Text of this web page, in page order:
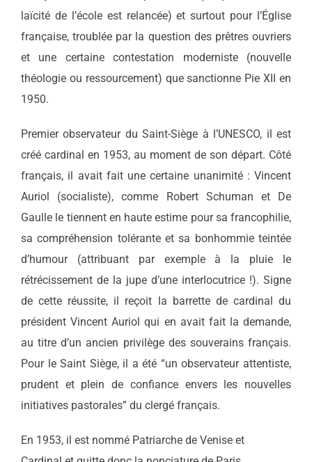
laïcité de l’école est relancée) et surtout pour l’Église
française, troublée par la question des prêtres ouvriers
et une certaine contestation moderniste (nouvelle
théologie ou ressourcement) que sanctionne Pie XII en
1950.
Premier observateur du Saint-Siège à l’UNESCO, il est
créé cardinal en 1953, au moment de son départ. Côté
français, il avait fait une certaine unanimité : Vincent
Auriol (socialiste), comme Robert Schuman et De
Gaulle le tiennent en haute estime pour sa francophilie,
sa compréhension tolérante et sa bonhommie teintée
d’humour (attribuant par exemple à la pluie le
rétrécissement de la jupe d’une interlocutrice !). Signe
de cette réussite, il reçoit la barrette de cardinal du
président Vincent Auriol qui en avait fait la demande,
au titre d’un ancien privilège des souverains français.
Pour le Saint Siège, il a été “un observateur attentiste,
prudent et plein de confiance envers les nouvelles
initiatives pastorales” du clergé français.
En 1953, il est nommé Patriarche de Venise et